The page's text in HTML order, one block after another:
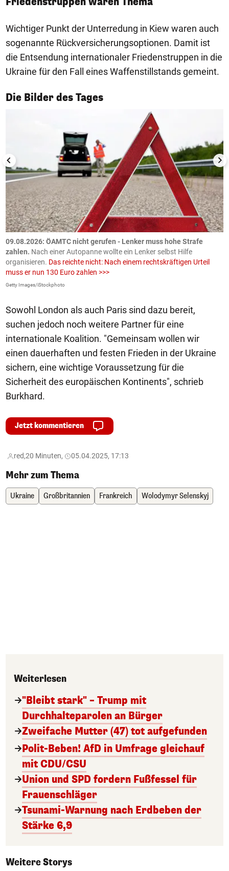
Wichtiger Punkt der Unterredung in Kiew waren auch
sogenannte Rückversicherungsoptionen. Damit ist
die Entsendung internationaler Friedenstruppen in die
Ukraine für den Fall eines Waffenstillstands gemeint.
Die Bilder des Tages
1/50
09.08.2026: ÖAMTC nicht gerufen - Lenker muss hohe Strafe
zahlen. Nach einer Autopanne wollte ein Lenker selbst Hilfe
organisieren. Das reichte nicht: Nach einem rechtskräftigen Urteil
muss er nun 130 Euro zahlen >>>
Getty Images/iStockphoto
Sowohl London als auch Paris sind dazu bereit,
suchen jedoch noch weitere Partner für eine
internationale Koalition. "Gemeinsam wollen wir
einen dauerhaften und festen Frieden in der Ukraine
sichern, eine wichtige Voraussetzung für die
Sicherheit des europäischen Kontinents", schrieb
Burkhard.
Jetzt kommentieren
red,20 Minuten, 05.04.2025, 17:13
Mehr zum Thema
Ukraine Großbritannien Frankreich Wolodymyr Selenskyj
Weiterlesen
"Bleibt stark" – Trump mit
Durchhalteparolen an Bürger
Zweifache Mutter (47) tot aufgefunden
Polit-Beben! AfD in Umfrage gleichauf
mit CDU/CSU
Union und SPD fordern Fußfessel für
Frauenschläger
Tsunami-Warnung nach Erdbeben der
Stärke 6,9
Weitere Storys